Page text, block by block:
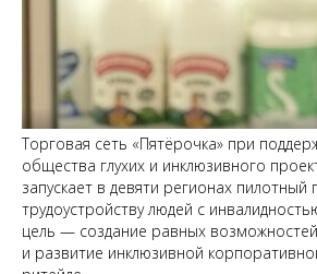
Торговая сеть «Пятёрочка» при
общества глухих и инклюзивного
запускает в девяти регионах пилотный
трудоустройству людей с
цель — создание равных
и развитие инклюзивной